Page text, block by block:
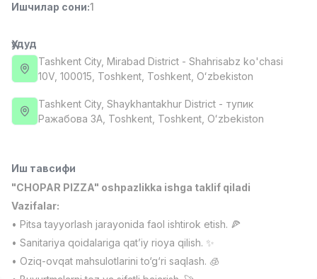
Фаст фуд Ошпази
LES AILES
Full time job
Ish joyidan
3,000,000 - 10,000,000 sum /
NAVBAHOR APTEKA
Сотув Оператори (Фақат қизлар!)
Келишилади
NAFF
Full time job
Ish joyidan
Сотув бўйича агент
Келишилади
Ишчилар сони:1
Ҳудуд
Tashkent City, Mirabad District - Shahrisabz ko'chasi
10V, 100015, Тоshkent, Toshkent, Oʻzbekiston
Tashkent City, Shaykhantakhur District - тупик
Ражабова 3А, Тоshkent, Toshkent, Oʻzbekiston
Иш тавсифи
"CHOPAR PIZZA" oshpazlikka ishga taklif qiladi
Vazifalar:
• Pitsa tayyorlash jarayonida faol ishtirok etish. 🍕
• Sanitariya qoidalariga qat’iy rioya qilish. ✨
• Oziq-ovqat mahsulotlarini to‘g‘ri saqlash. 🧊
Вакансиялар Соҳалар Корхоналар